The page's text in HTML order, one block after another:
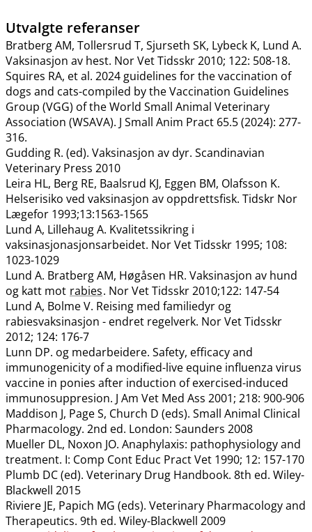
Utvalgte referanser
Bratberg AM, Tollersrud T, Sjurseth SK, Lybeck K, Lund A.
Vaksinasjon av hest. Nor Vet Tidsskr 2010; 122: 508-18.
Squires RA, et al. 2024 guidelines for the vaccination of
dogs and cats-compiled by the Vaccination Guidelines
Group (VGG) of the World Small Animal Veterinary
Association (WSAVA). J Small Anim Pract 65.5 (2024): 277-
316.
Gudding R. (ed). Vaksinasjon av dyr. Scandinavian
Veterinary Press 2010
Leira HL, Berg RE, Baalsrud KJ, Eggen BM, Olafsson K.
Helserisiko ved vaksinasjon av oppdrettsfisk. Tidskr Nor
Lægefor 1993;13:1563-1565
Lund A, Lillehaug A. Kvalitetssikring i
vaksinasjonasjonsarbeidet. Nor Vet Tidsskr 1995; 108:
1023-1029
Lund A. Bratberg AM, Høgåsen HR. Vaksinasjon av hund
og katt mot rabies. Nor Vet Tidsskr 2010;122: 147-54
Lund A, Bolme V. Reising med familiedyr og
rabiesvaksinasjon - endret regelverk. Nor Vet Tidsskr
2012; 124: 176-7
Lunn DP. og medarbeidere. Safety, efficacy and
immunogenicity of a modified-live equine influenza virus
vaccine in ponies after induction of exercised-induced
immunosuppresion. J Am Vet Med Ass 2001; 218: 900-906
Maddison J, Page S, Church D (eds). Small Animal Clinical
Pharmacology. 2nd ed. London: Saunders 2008
Mueller DL, Noxon JO. Anaphylaxis: pathophysiology and
treatment. I: Comp Cont Educ Pract Vet 1990; 12: 157-170
Plumb DC (ed). Veterinary Drug Handbook. 8th ed. Wiley-
Blackwell 2015
Riviere JE, Papich MG (eds). Veterinary Pharmacology and
Therapeutics. 9th ed. Wiley-Blackwell 2009